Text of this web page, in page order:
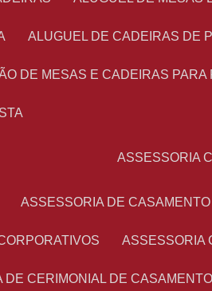
ALUGUEL DE CADEIRAS DE
DE MESAS E CADEIRAS PARA
ASSESSORIA
ASSESSORIA DE
DE CERIMONIAL DE CASAMENTO